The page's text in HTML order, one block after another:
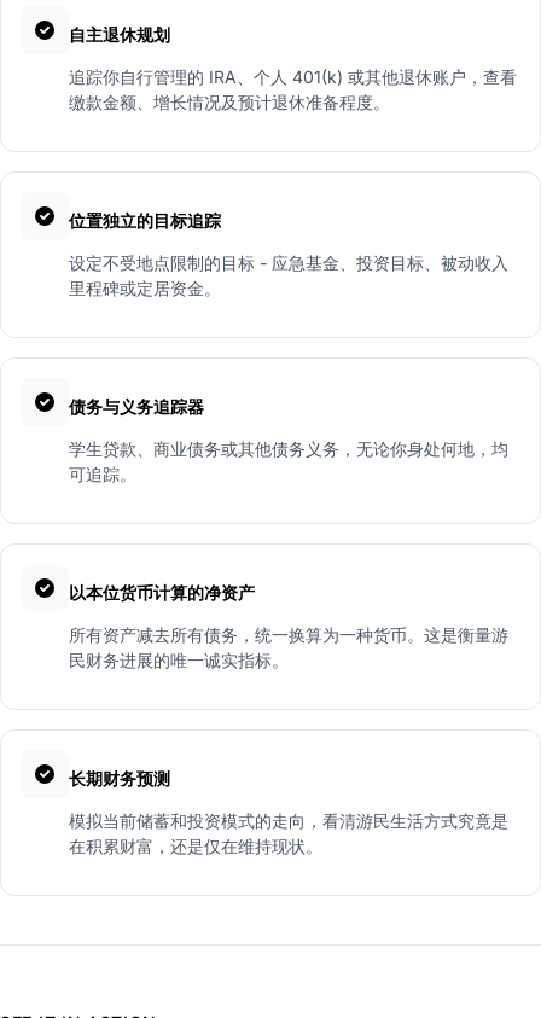
自主退休规划
追踪你自行管理的 IRA、个人 401(k) 或其他退休账户，查看
缴款金额、增长情况及预计退休准备程度。
位置独立的目标追踪
设定不受地点限制的目标 - 应急基金、投资目标、被动收入
里程碑或定居资金。
债务与义务追踪器
学生贷款、商业债务或其他债务义务，无论你身处何地，均
可追踪。
以本位货币计算的净资产
所有资产减去所有债务，统一换算为一种货币。这是衡量游
民财务进展的唯一诚实指标。
长期财务预测
模拟当前储蓄和投资模式的走向，看清游民生活方式究竟是
在积累财富，还是仅在维持现状。